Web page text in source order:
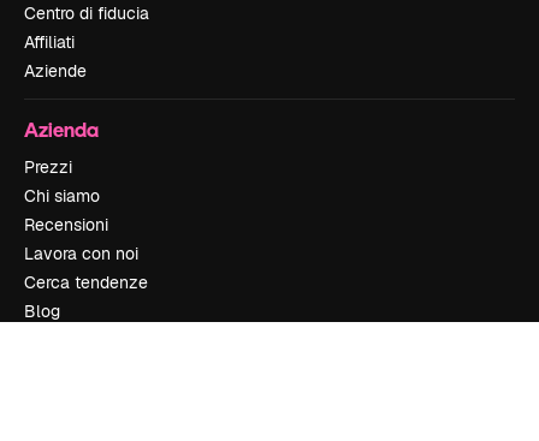
Centro di fiducia
Affiliati
Aziende
Azienda
Prezzi
Chi siamo
Recensioni
Lavora con noi
Cerca tendenze
Blog